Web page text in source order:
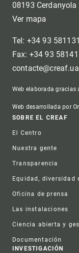
08193
Ver mapa
Tel: +34 93
Fax: +34 93
Web elaborada gracias
Web desarrollada por
Footer
SOBRE EL CREAF
El Centro
Nuestra gente
Transparencia
Equidad, diversidad
Oficina de prensa
Las instalaciones
Ciencia abierta y
Documentación
INVESTIGACIÓN